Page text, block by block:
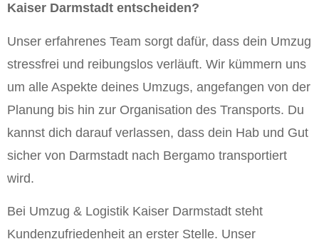
Kaiser Darmstadt entscheiden?
Unser erfahrenes Team sorgt dafür, dass dein Umzug
stressfrei und reibungslos verläuft. Wir kümmern uns
um alle Aspekte deines Umzugs, angefangen von der
Planung bis hin zur Organisation des Transports. Du
kannst dich darauf verlassen, dass dein Hab und Gut
sicher von Darmstadt nach Bergamo transportiert
wird.
Bei Umzug & Logistik Kaiser Darmstadt steht
Kundenzufriedenheit an erster Stelle. Unser